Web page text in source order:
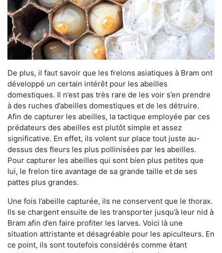
De plus, il faut savoir que les frelons asiatiques à Bram ont
développé un certain intérêt pour les abeilles
domestiques. Il n’est pas très rare de les voir s’en prendre
à des ruches d’abeilles domestiques et de les détruire.
Afin de capturer les abeilles, la tactique employée par ces
prédateurs des abeilles est plutôt simple et assez
significative. En effet, ils volent sur place tout juste au-
dessus des fleurs les plus pollinisées par les abeilles.
Pour capturer les abeilles qui sont bien plus petites que
lui, le frelon tire avantage de sa grande taille et de ses
pattes plus grandes.
Une fois l’abeille capturée, ils ne conservent que le thorax.
Ils se chargent ensuite de les transporter jusqu’à leur nid à
Bram afin d’en faire profiter les larves. Voici là une
situation attristante et désagréable pour les apiculteurs. En
ce point, ils sont toutefois considérés comme étant